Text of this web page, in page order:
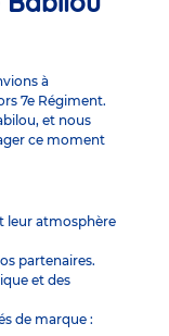
à
7e Régiment.
et nous
ce moment
leur atmosphère
partenaires.
et des
de marque :